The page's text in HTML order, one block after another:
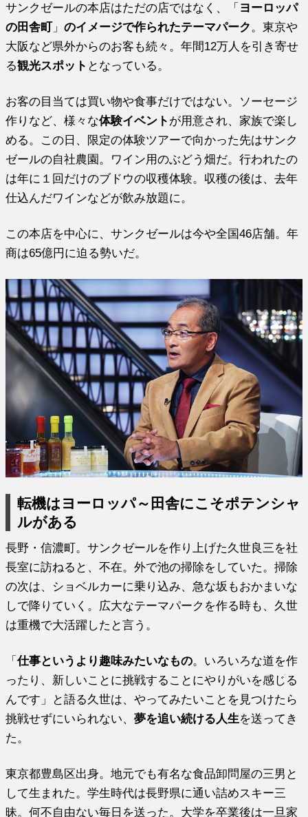
サンクゼールの本店はただの店ではなく、「 ヨーロッパ
の田舎町」のイメージで作られたテーマパーク
。東京や
大阪など県外からのお客も続々。年間12万人を引き寄せ
る観光スポット となっている。
お客の目当ては買い物や食事だけではない。ソーセージ
作りなど、様々な体験イベント が用意され、家族で楽し
める。この日、限定の体験ツアーで向かった先はサンク
ゼールの自社農園。ワイン用のぶどう畑だ。行われたの
は年に１回だけのブドウの収穫体験。収穫の後は、去年
仕込んだワインなどが飲み放題に。
この本店を中心に、サンクゼールは今や全国46店舗。年
商は65億円に迫る勢いだ。
転機はヨーロッパ～田舎にこそポテンシャ
ルがある
長野・信濃町。サンクゼールを作り上げた久世良三を社
長室に訪ねると、不在。外で池の掃除をしていた。掃除
の次は、ショベルカーに乗り込み、急な坂もおかまいな
しで降りていく。広大なテーマパークを作る時も、久世
は重機で大活躍したと言う。
「仕事というより趣味みたいなもの。いろいろな道を作
ったり、新しいことに挑戦することにやりがいを感じる
んです」と語る久世は、やってみたいことを見つけたら
挑戦せずにいられない、夢を追い続ける人生を送ってき
た。
東京都豊島区出身。地元でも有名な食品卸問屋の三男と
して生まれた。学生時代は長野県に通い詰めスキー三
昧。何不自由ない毎日を送った。大学を卒業後は一旦家